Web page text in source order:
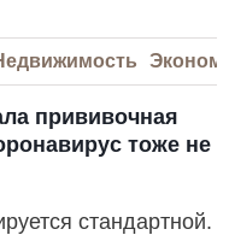
прививочная
тоже не
стандартной.